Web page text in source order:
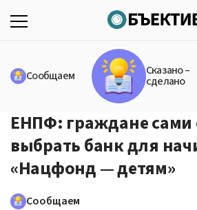
Сообщаем Сказано –
сделано
ЕНПФ: граждане сами
выбрать банк для
«Нацфонд — детям»
Сообщаем